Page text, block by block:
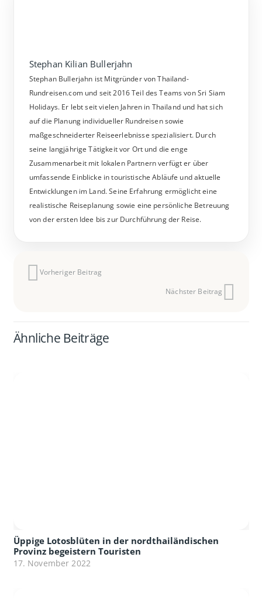
Stephan Kilian Bullerjahn
Stephan Bullerjahn ist Mitgründer von Thailand-
Rundreisen.com und seit 2016 Teil des Teams von Sri Siam
Holidays. Er lebt seit vielen Jahren in Thailand und hat sich
auf die Planung individueller Rundreisen sowie
maßgeschneiderter Reiseerlebnisse spezialisiert. Durch
seine langjährige Tätigkeit vor Ort und die enge
Zusammenarbeit mit lokalen Partnern verfügt er über
umfassende Einblicke in touristische Abläufe und aktuelle
Entwicklungen im Land. Seine Erfahrung ermöglicht eine
realistische Reiseplanung sowie eine persönliche Betreuung
von der ersten Idee bis zur Durchführung der Reise.
Vorheriger Beitrag
Nächster Beitrag
Ähnliche Beiträge
Üppige Lotosblüten in der nordthailändischen
Provinz begeistern Touristen
17. November 2022